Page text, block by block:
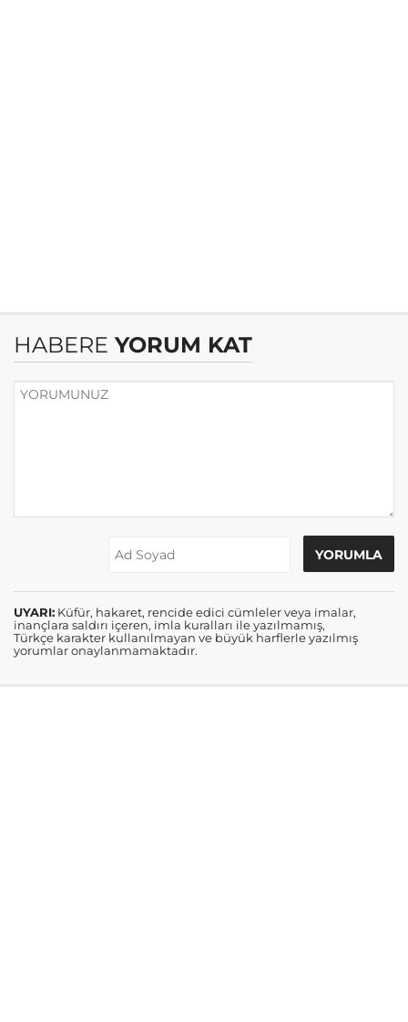
HABERE YORUM KAT
UYARI: Küfür, hakaret, rencide edici cümleler veya imalar,
inançlara saldırı içeren, imla kuralları ile yazılmamış,
Türkçe karakter kullanılmayan ve büyük harflerle yazılmış
yorumlar onaylanmamaktadır.